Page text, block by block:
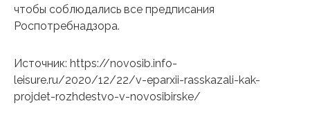
чтобы соблюдались все предписания
Роспотребнадзора.
Источник: https://novosib.info-
leisure.ru/2020/12/22/v-eparxii-rasskazali-kak-
projdet-rozhdestvo-v-novosibirske/